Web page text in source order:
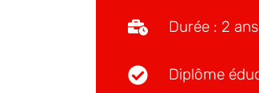
Durée : 2 ans
Diplôme